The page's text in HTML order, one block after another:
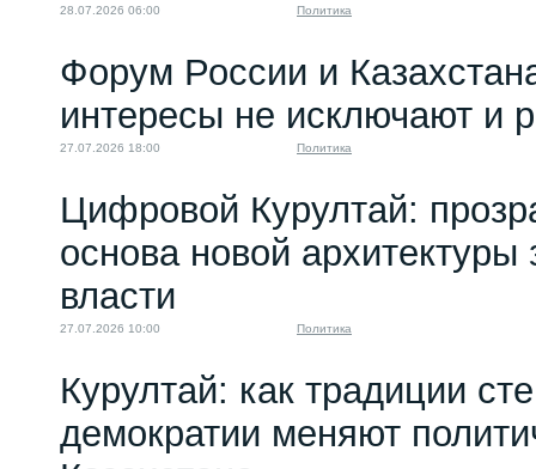
28.07.2026 06:00 Политика
Форум России и
интересы не исключают и
27.07.2026 18:00 Политика
Цифровой Курултай:
основа новой архитектуры
власти
27.07.2026 10:00 Политика
Курултай: как традиции
демократии меняют